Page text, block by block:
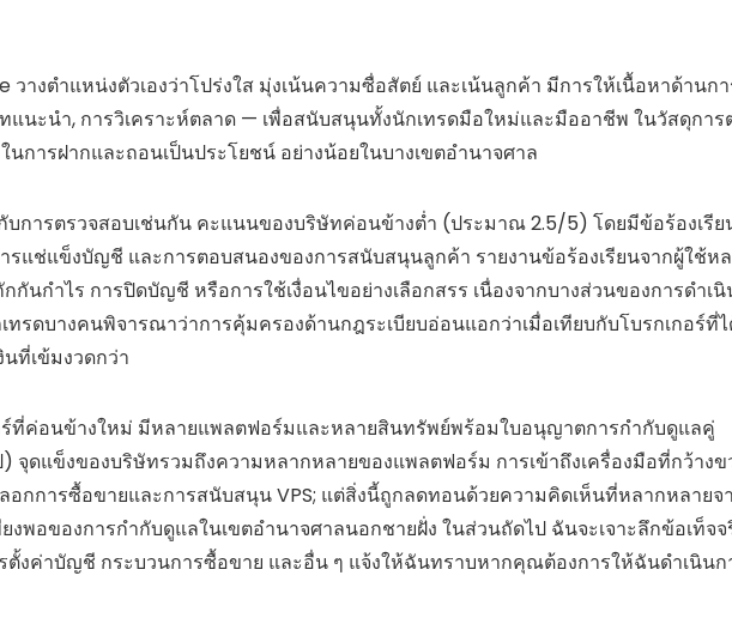
างตำแหน่งตัวเองว่าโปร่งใส มุ่งเน้นความซื่อสัตย์ และเน้นลูกค้า มีการให้เนื้อหาด้านก
แนะนำ, การวิเคราะห์ตลาด — เพื่อสนับสนุนทั้งนักเทรดมือใหม่และมืออาชีพ ในวัสดุการ
ในการฝากและถอนเป็นประโยชน์ อย่างน้อยในบางเขตอำนาจศาล
บการตรวจสอบเช่นกัน คะแนนของบริษัทค่อนข้างต่ำ (ประมาณ 2.5/5) โดยมีข้อร้องเรีย
รแช่แข็งบัญชี และการตอบสนองของการสนับสนุนลูกค้า รายงานข้อร้องเรียนจากผู้ใช้ห
กันกำไร การปิดบัญชี หรือการใช้เงื่อนไขอย่างเลือกสรร เนื่องจากบางส่วนของการดำเ
ทรดบางคนพิจารณาว่าการคุ้มครองด้านกฎระเบียบอ่อนแอกว่าเมื่อเทียบกับโบรกเกอร์ที่
ที่เข้มงวดกว่า
ร์ที่ค่อนข้างใหม่ มีหลายแพลตฟอร์มและหลายสินทรัพย์พร้อมใบอนุญาตการกำกับดูแลคู่
จุดแข็งของบริษัทรวมถึงความหลากหลายของแพลตฟอร์ม การเข้าถึงเครื่องมือที่กว้างข
กการซื้อขายและการสนับสนุน VPS; แต่สิ่งนี้ถูกลดทอนด้วยความคิดเห็นที่หลากหลายจ
งพอของการกำกับดูแลในเขตอำนาจศาลนอกชายฝั่ง ในส่วนถัดไป ฉันจะเจาะลึกข้อเท็จจ
งค่าบัญชี กระบวนการซื้อขาย และอื่น ๆ แจ้งให้ฉันทราบหากคุณต้องการให้ฉันดำเนินก